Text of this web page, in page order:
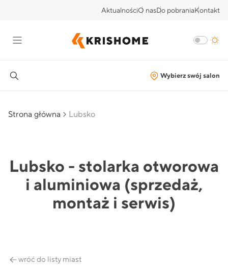
AktualnościO nasDo pobraniaKontakt
Wybierz swój salon
Strona główna Lubsko
Lubsko - stolarka otworowa
i aluminiowa (sprzedaż,
montaż i serwis)
wróć do listy miast